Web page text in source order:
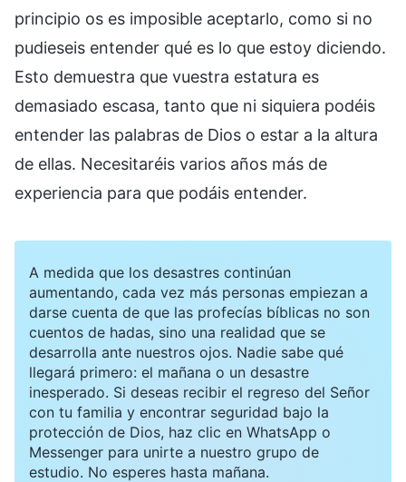
principio os es imposible aceptarlo, como si no
pudieseis entender qué es lo que estoy diciendo.
Esto demuestra que vuestra estatura es
demasiado escasa, tanto que ni siquiera podéis
entender las palabras de Dios o estar a la altura
de ellas. Necesitaréis varios años más de
experiencia para que podáis entender.
A medida que los desastres continúan
aumentando, cada vez más personas empiezan a
darse cuenta de que las profecías bíblicas no son
cuentos de hadas, sino una realidad que se
desarrolla ante nuestros ojos. Nadie sabe qué
llegará primero: el mañana o un desastre
inesperado. Si deseas recibir el regreso del Señor
con tu familia y encontrar seguridad bajo la
protección de Dios, haz clic en WhatsApp o
Messenger para unirte a nuestro grupo de
estudio. No esperes hasta mañana.